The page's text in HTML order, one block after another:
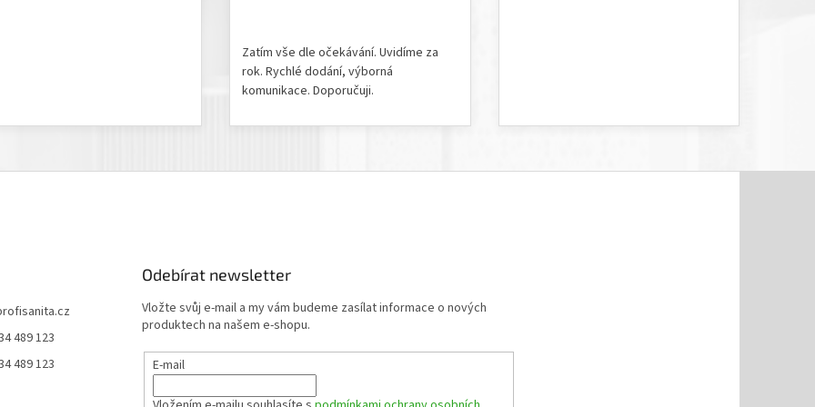
Zatím vše dle očekávání. Uvidíme za
rok. Rychlé dodání, výborná
komunikace. Doporučuji.
489 123
489 123
Odebírat newsletter
Vložte svůj e-mail a my vám budeme zasílat informace o nových
produktech na našem e-shopu.
E-mail